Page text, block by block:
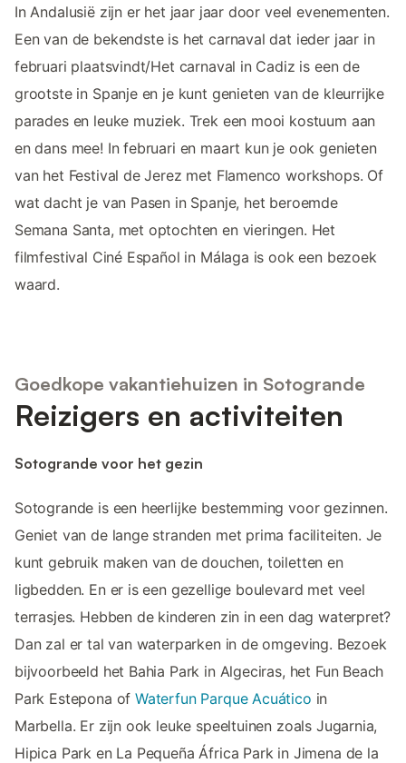
In Andalusië zijn er het jaar jaar door veel evenementen.
Een van de bekendste is het carnaval dat ieder jaar in
februari plaatsvindt/Het carnaval in Cadiz is een de
grootste in Spanje en je kunt genieten van de kleurrijke
parades en leuke muziek. Trek een mooi kostuum aan
en dans mee! In februari en maart kun je ook genieten
van het Festival de Jerez met Flamenco workshops. Of
wat dacht je van Pasen in Spanje, het beroemde
Semana Santa, met optochten en vieringen. Het
filmfestival Ciné Español in Málaga is ook een bezoek
waard.
Goedkope vakantiehuizen in Sotogrande
Reizigers en activiteiten
Sotogrande voor het gezin
Sotogrande is een heerlijke bestemming voor gezinnen.
Geniet van de lange stranden met prima faciliteiten. Je
kunt gebruik maken van de douchen, toiletten en
ligbedden. En er is een gezellige boulevard met veel
terrasjes. Hebben de kinderen zin in een dag waterpret?
Dan zal er tal van waterparken in de omgeving. Bezoek
bijvoorbeeld het Bahia Park in Algeciras, het Fun Beach
Park Estepona ofWaterfun Parque Acuático in
Marbella. Er zijn ook leuke speeltuinen zoals Jugarnia,
Hipica Park en La Pequeña África Park in Jimena de la